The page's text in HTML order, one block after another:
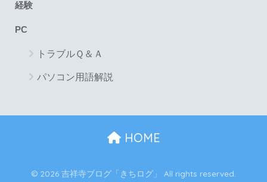
経験
PC
トラブルＱ＆Ａ
パソコン用語解説
HOME
© 2026 吉祥寺ブログ「きちログ」 All rights reserved.